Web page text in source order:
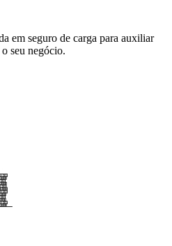
em seguro de carga para auxiliar
seu negócio.